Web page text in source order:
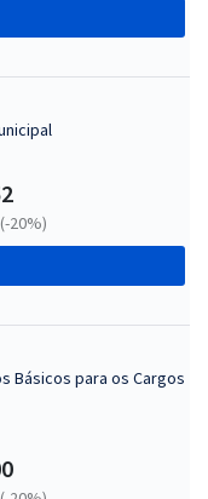
20%)
Básicos para os Cargos